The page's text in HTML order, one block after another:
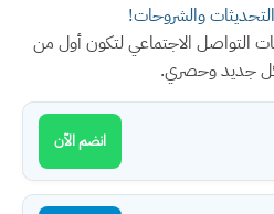
والشروحات!
التواصل الاجتماعي لتكون أول من
جديد وحصري.
انضم الآن